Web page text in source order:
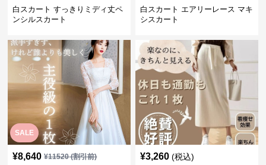
白スカート すっきりミディ丈ペ
ンシルスカート
白スカート エアリーレース マキ
シスカート
SALE
¥8,640 ¥11520(割引前) ¥3,260 (税込)